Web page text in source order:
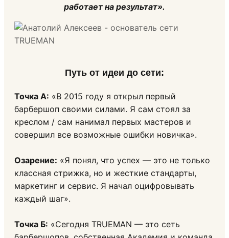
работает на результат».
Путь от идеи до сети:
Точка А: «В 2015 году я открыл первый
барбершоп своими силами. Я сам стоял за
креслом / сам нанимал первых мастеров и
совершил все возможные ошибки новичка».
Озарение: «Я понял, что успех — это не только
классная стрижка, но и жесткие стандарты,
маркетинг и сервис. Я начал оцифровывать
каждый шаг».
Точка Б: «Сегодня TRUEMAN — это сеть